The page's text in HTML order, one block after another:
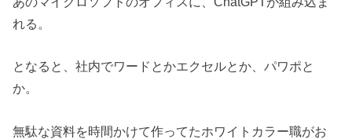
れる。
となると、社内でワードとかエクセルとか、パワポと
か。
無駄な資料を時間かけて作ってたホワイトカラー職がお